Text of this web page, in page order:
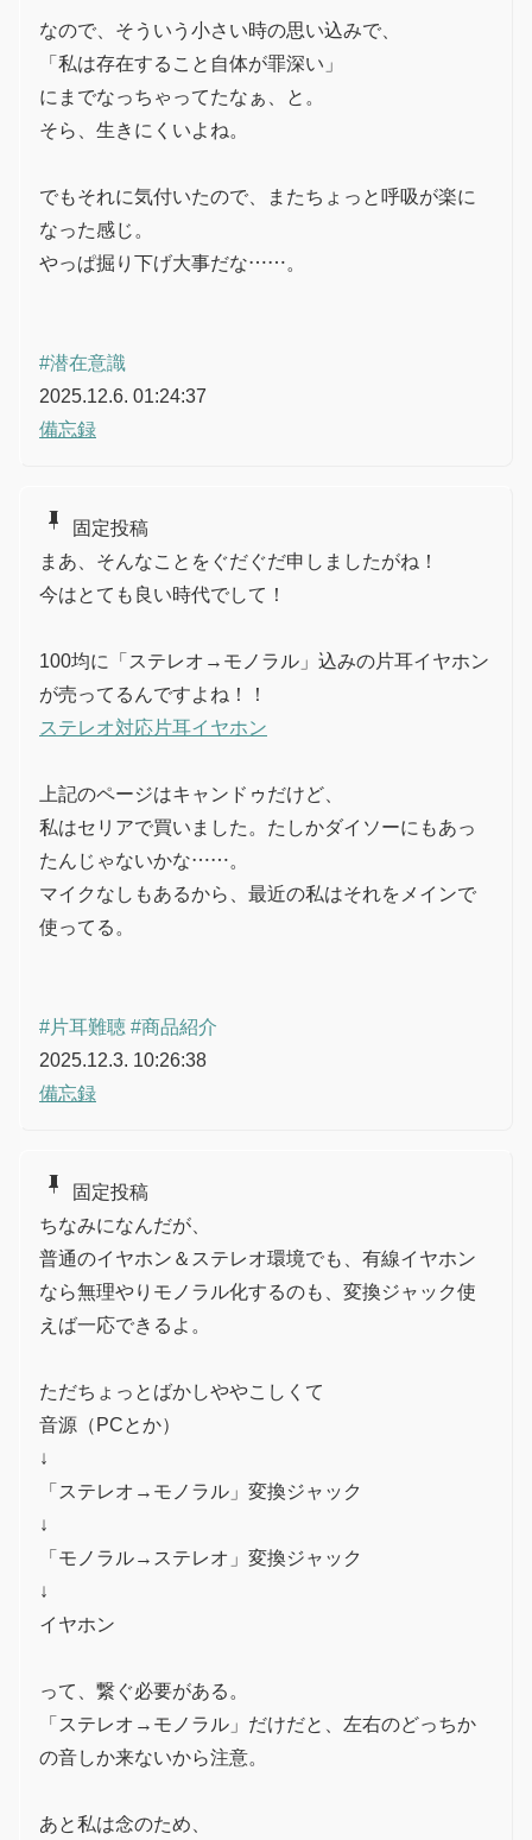
なので、そういう小さい時の思い込みで、
「私は存在すること自体が罪深い」
にまでなっちゃってたなぁ、と。
そら、生きにくいよね。
でもそれに気付いたので、またちょっと呼吸が楽に
なった感じ。
やっぱ掘り下げ大事だな……。
#潜在意識
2025.12.6. 01:24:37
備忘録
push_pin
固定投稿
まあ、そんなことをぐだぐだ申しましたがね！
今はとても良い時代でして！
100均に「ステレオ→モノラル」込みの片耳イヤホン
が売ってるんですよね！！
ステレオ対応片耳イヤホン
上記のページはキャンドゥだけど、
私はセリアで買いました。たしかダイソーにもあっ
たんじゃないかな……。
マイクなしもあるから、最近の私はそれをメインで
使ってる。
#片耳難聴 #商品紹介
2025.12.3. 10:26:38
備忘録
push_pin
固定投稿
ちなみになんだが、
普通のイヤホン＆ステレオ環境でも、有線イヤホン
なら無理やりモノラル化するのも、変換ジャック使
えば一応できるよ。
ただちょっとばかしややこしくて
音源（PCとか）
↓
「ステレオ→モノラル」変換ジャック
↓
「モノラル→ステレオ」変換ジャック
↓
イヤホン
って、繋ぐ必要がある。
「ステレオ→モノラル」だけだと、左右のどっちか
の音しか来ないから注意。
あと私は念のため、